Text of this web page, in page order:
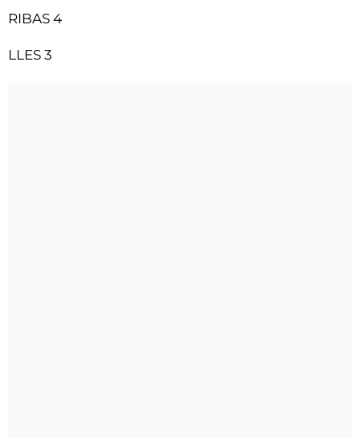
RIBAS 4
LLES 3